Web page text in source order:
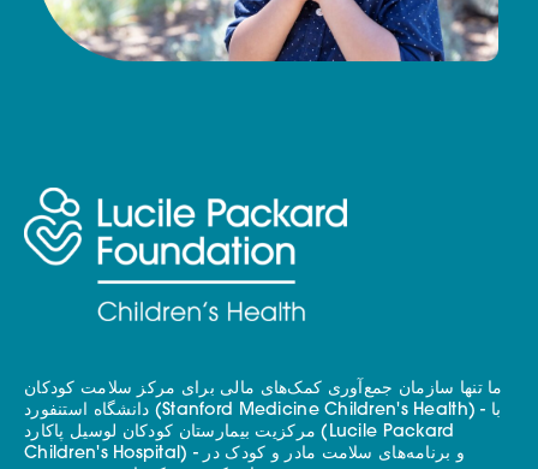
ما تنها سازمان جمع‌آوری کمک‌های مالی برای مرکز سلامت کودکان
دانشگاه استنفورد (Stanford Medicine Children's Health) - با
مرکزیت بیمارستان کودکان لوسیل پاکارد (Lucile Packard
Children's Hospital) - و برنامه‌های سلامت مادر و کودک در